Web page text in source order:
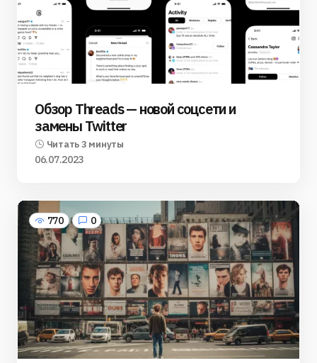
Обзор Threads — новой соцсети и
замены Twitter
Читать 3 минуты
06.07.2023
770 0